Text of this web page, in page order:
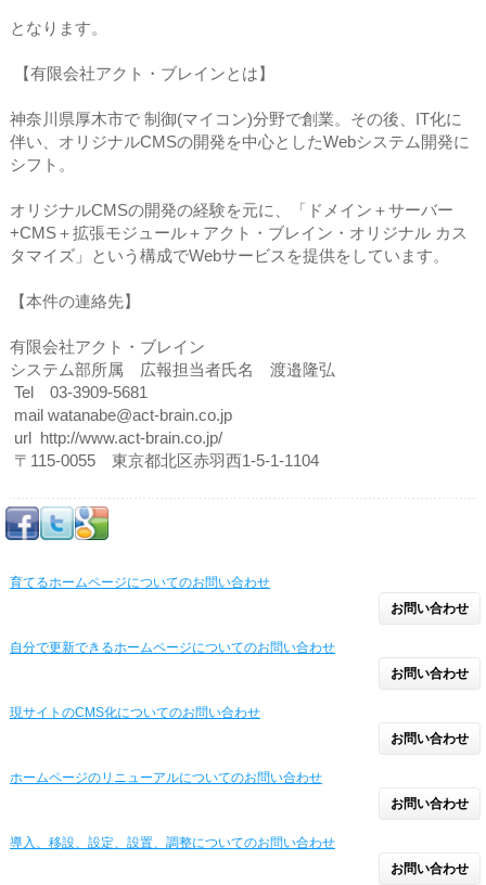
となります。
【有限会社アクト・ブレインとは】
神奈川県厚木市で 制御(マイコン)分野で創業。その後、IT化に
伴い、オリジナルCMSの開発を中心としたWebシステム開発に
シフト。
オリジナルCMSの開発の経験を元に、「ドメイン＋サーバー
+CMS＋拡張モジュール＋アクト・ブレイン・オリジナル カス
タマイズ」という構成でWebサービスを提供をしています。
【本件の連絡先】
有限会社アクト・ブレイン
システム部所属 広報担当者氏名 渡邉隆弘
Tel 03-3909-5681
mail watanabe@act-brain.co.jp
url http://www.act-brain.co.jp/
〒115-0055 東京都北区赤羽西1-5-1-1104
育てるホームページについてのお問い合わせ
お問い合わせ
自分で更新できるホームページについてのお問い合わせ
お問い合わせ
現サイトのCMS化についてのお問い合わせ
お問い合わせ
ホームページのリニューアルについてのお問い合わせ
お問い合わせ
導入、移設、設定、設置、調整についてのお問い合わせ
お問い合わせ